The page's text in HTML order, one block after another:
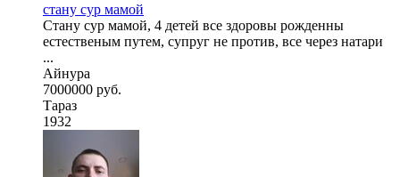
стану сур мамой
Стану сур мамой, 4 детей все здоровы рожденны
естественым путем, супруг не против, все через натари
...
Айнура
7000000 руб.
Тараз
1932